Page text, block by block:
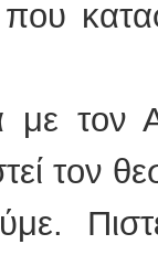
που
με
τον